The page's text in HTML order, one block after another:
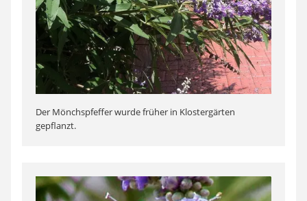
Der Mönchspfeffer wurde früher in Klostergärten
gepflanzt.